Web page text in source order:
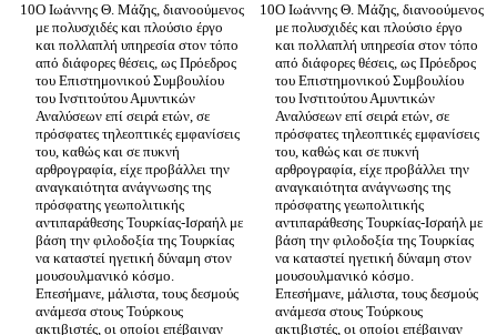
Ο Ιωάννης Θ. Μάζης, διανοούμενος
με πολυσχιδές και πλούσιο έργο
και πολλαπλή υπηρεσία στον τόπο
από διάφορες θέσεις, ως Πρόεδρος
του Επιστημονικού Συμβουλίου
του Ινστιτούτου Αμυντικών
Αναλύσεων επί σειρά ετών, σε
πρόσφατες τηλεοπτικές εμφανίσεις
του, καθώς και σε πυκνή
αρθρογραφία, είχε προβάλλει την
αναγκαιότητα ανάγνωσης της
πρόσφατης γεωπολιτικής
αντιπαράθεσης Τουρκίας-Ισραήλ με
βάση την φιλοδοξία της Τουρκίας
να καταστεί ηγετική δύναμη στον
μουσουλμανικό κόσμο.
Επεσήμανε, μάλιστα, τους δεσμούς
ανάμεσα στους Τούρκους
ακτιβιστές, οι οποίοι επέβαιναν
Ο Ιωάννης Θ. Μάζης, διανοούμενος
με πολυσχιδές και πλούσιο έργο
και πολλαπλή υπηρεσία στον τόπο
από διάφορες θέσεις, ως Πρόεδρος
του Επιστημονικού Συμβουλίου
του Ινστιτούτου Αμυντικών
Αναλύσεων επί σειρά ετών, σε
πρόσφατες τηλεοπτικές εμφανίσεις
του, καθώς και σε πυκνή
αρθρογραφία, είχε προβάλλει την
αναγκαιότητα ανάγνωσης της
πρόσφατης γεωπολιτικής
αντιπαράθεσης Τουρκίας-Ισραήλ με
βάση την φιλοδοξία της Τουρκίας
να καταστεί ηγετική δύναμη στον
μουσουλμανικό κόσμο.
Επεσήμανε, μάλιστα, τους δεσμούς
ανάμεσα στους Τούρκους
ακτιβιστές, οι οποίοι επέβαιναν